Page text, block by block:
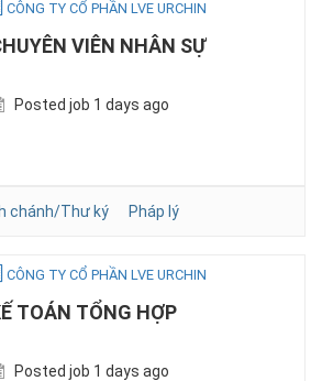
CÔNG TY CỔ PHẦN LVE URCHIN
VIÊN NHÂN SỰ
Posted job 1 days ago
chánh/Thư ký Pháp lý
CÔNG TY CỔ PHẦN LVE URCHIN
TOÁN TỔNG HỢP
Posted job 1 days ago